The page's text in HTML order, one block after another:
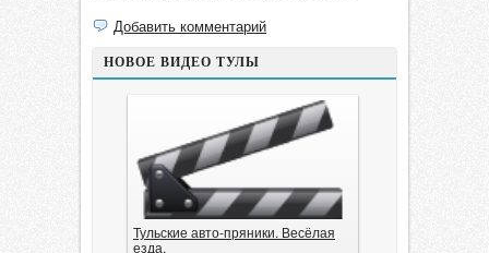
Добавить комментарий
НОВОЕ ВИДЕО ТУЛЫ
Тульские авто-пряники. Весёлая
езда.